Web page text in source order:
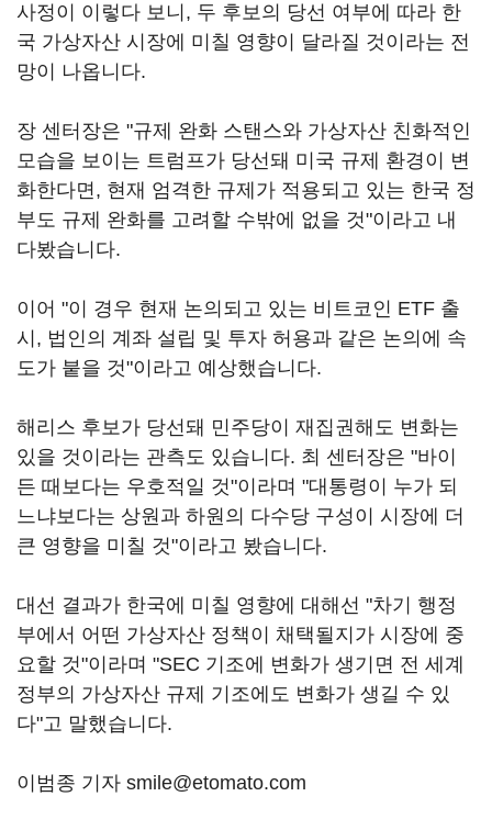
사정이 이렇다 보니, 두 후보의 당선 여부에 따라 한
국 가상자산 시장에 미칠 영향이 달라질 것이라는 전
망이 나옵니다.
장 센터장은 "규제 완화 스탠스와 가상자산 친화적인
모습을 보이는 트럼프가 당선돼 미국 규제 환경이 변
화한다면, 현재 엄격한 규제가 적용되고 있는 한국 정
부도 규제 완화를 고려할 수밖에 없을 것"이라고 내
다봤습니다.
이어 "이 경우 현재 논의되고 있는 비트코인 ETF 출
시, 법인의 계좌 설립 및 투자 허용과 같은 논의에 속
도가 붙을 것"이라고 예상했습니다.
해리스 후보가 당선돼 민주당이 재집권해도 변화는
있을 것이라는 관측도 있습니다. 최 센터장은 "바이
든 때보다는 우호적일 것"이라며 "대통령이 누가 되
느냐보다는 상원과 하원의 다수당 구성이 시장에 더
큰 영향을 미칠 것"이라고 봤습니다.
대선 결과가 한국에 미칠 영향에 대해선 "차기 행정
부에서 어떤 가상자산 정책이 채택될지가 시장에 중
요할 것"이라며 "SEC 기조에 변화가 생기면 전 세계
정부의 가상자산 규제 기조에도 변화가 생길 수 있
다"고 말했습니다.
이범종 기자 smile@etomato.com